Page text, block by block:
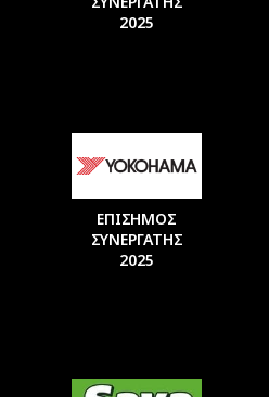
2025
ΕΠΙΣΗΜΟΣ
ΣΥΝΕΡΓΑΤΗΣ
2025